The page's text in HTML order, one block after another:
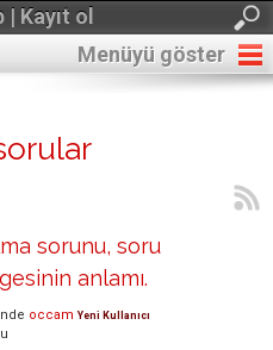
Kayıt ol
Menüyü göster
sorunu, soru
anlamı.
occam Yeni Kullanıcı